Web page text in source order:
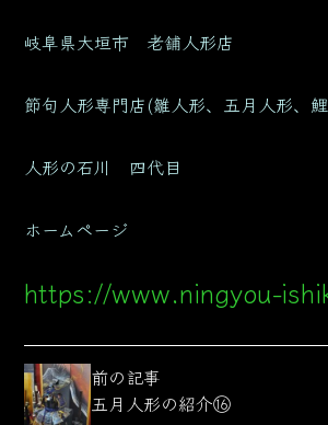
岐阜県大垣市 老舗人形店
節句人形専門店(雛人形、五月人形、
人形の石川 四代目
ホームページ
https://www.ningyou-
前の記事
五月人形の紹介⑯